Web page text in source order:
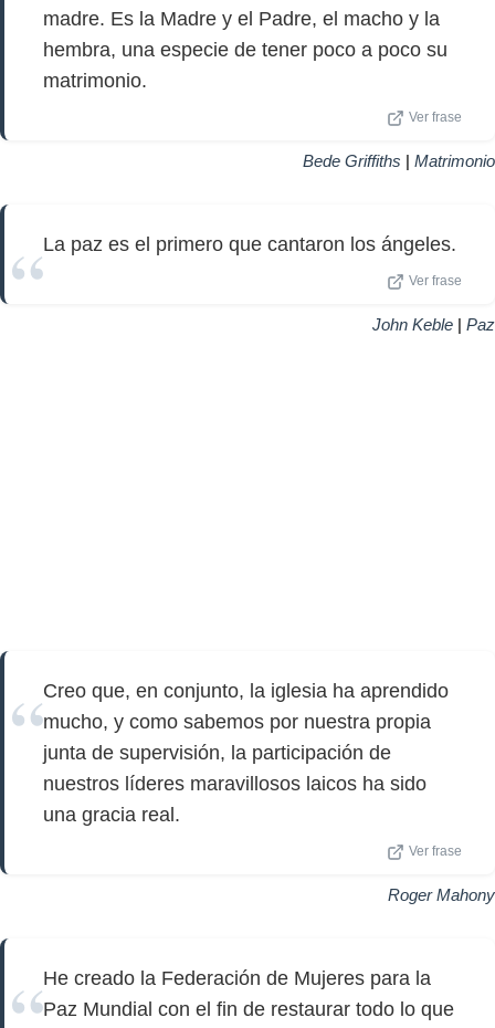
madre. Es la Madre y el Padre, el macho y la
hembra, una especie de tener poco a poco su
matrimonio.
Ver frase
Bede Griffiths | Matrimonio
La paz es el primero que cantaron los ángeles.
Ver frase
John Keble | Paz
Creo que, en conjunto, la iglesia ha aprendido
mucho, y como sabemos por nuestra propia
junta de supervisión, la participación de
nuestros líderes maravillosos laicos ha sido
una gracia real.
Ver frase
Roger Mahony
He creado la Federación de Mujeres para la
Paz Mundial con el fin de restaurar todo lo que